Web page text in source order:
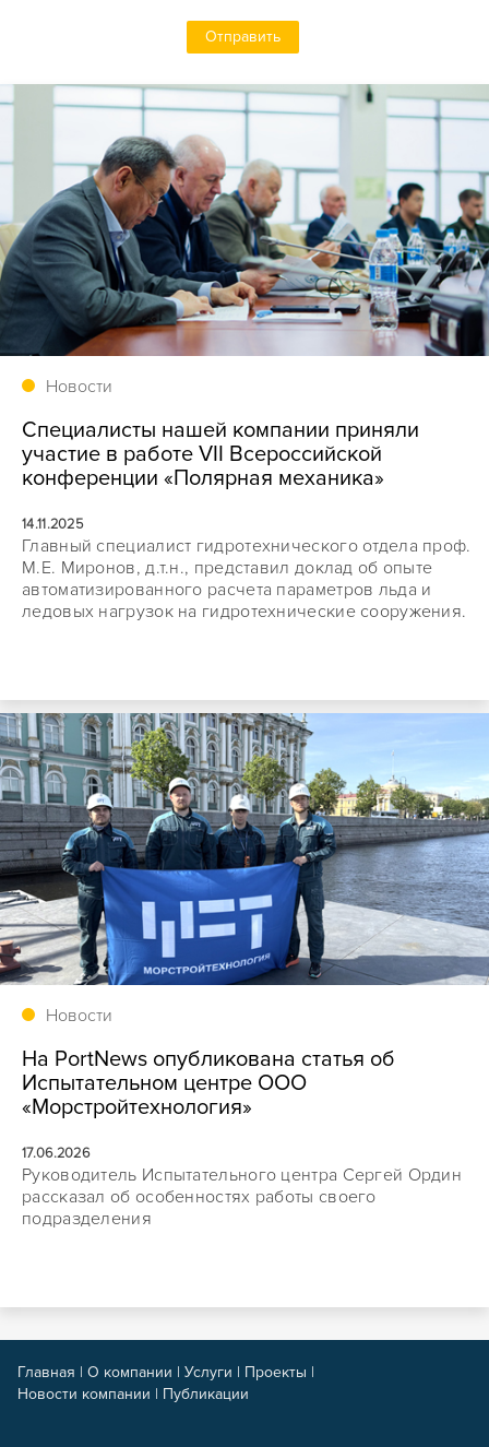
Новости
Специалисты нашей компании приняли
участие в работе VII Всероссийской
конференции «Полярная механика»
14.11.2025
Главный специалист гидротехнического отдела проф.
М.Е. Миронов, д.т.н., представил доклад об опыте
автоматизированного расчета параметров льда и
ледовых нагрузок на гидротехнические сооружения.
Новости
На PortNews опубликована статья об
Испытательном центре ООО
«Морстройтехнология»
17.06.2026
Руководитель Испытательного центра Сергей Ордин
рассказал об особенностях работы своего
подразделения
Главная | О компании | Услуги | Проекты |
Новости компании | Публикации